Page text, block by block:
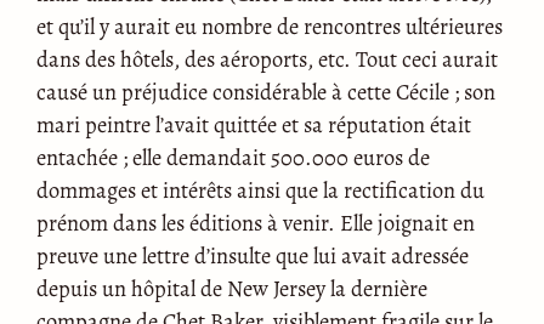
et qu’il y aurait eu nombre de rencontres ultérieures
dans des hôtels, des aéroports, etc. Tout ceci aurait
causé un préjudice considérable à cette Cécile ; son
mari peintre l’avait quittée et sa réputation était
entachée ; elle demandait 500.000 euros de
dommages et intérêts ainsi que la rectification du
prénom dans les éditions à venir. Elle joignait en
preuve une lettre d’insulte que lui avait adressée
depuis un hôpital de New Jersey la dernière